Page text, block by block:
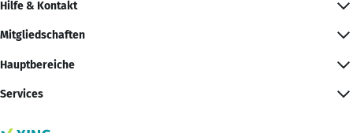
Hilfe & Kontakt
Mitgliedschaften
Hauptbereiche
Services